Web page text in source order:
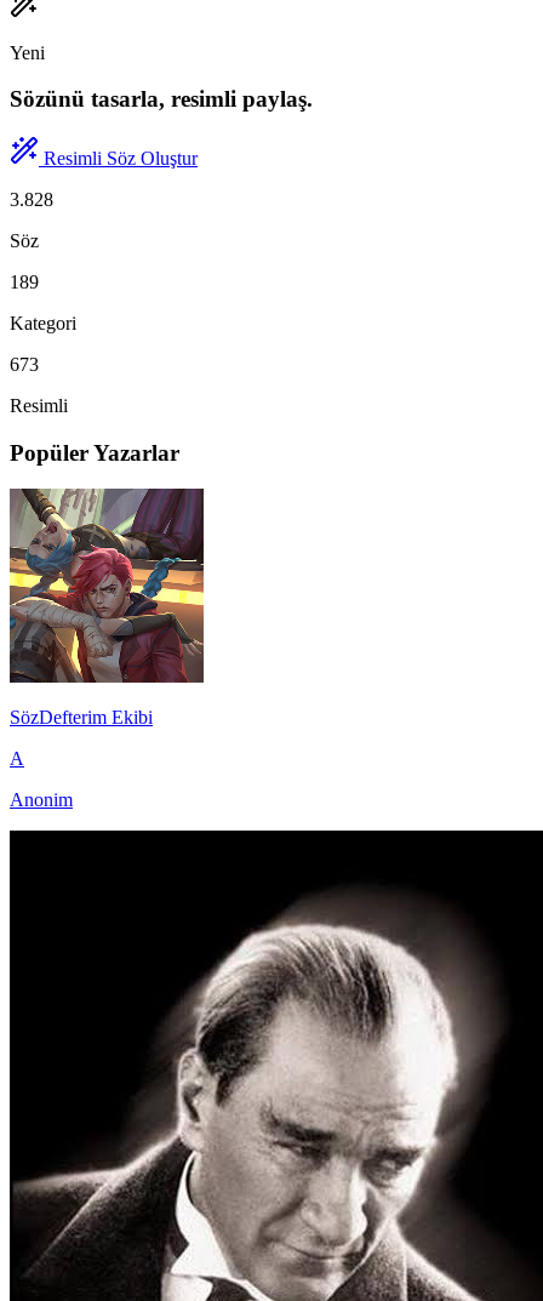
Yeni
Sözünü tasarla, resimli paylaş.
Resimli Söz Oluştur
3.828
Söz
189
Kategori
673
Resimli
Popüler Yazarlar
SözDefterim Ekibi
A
Anonim